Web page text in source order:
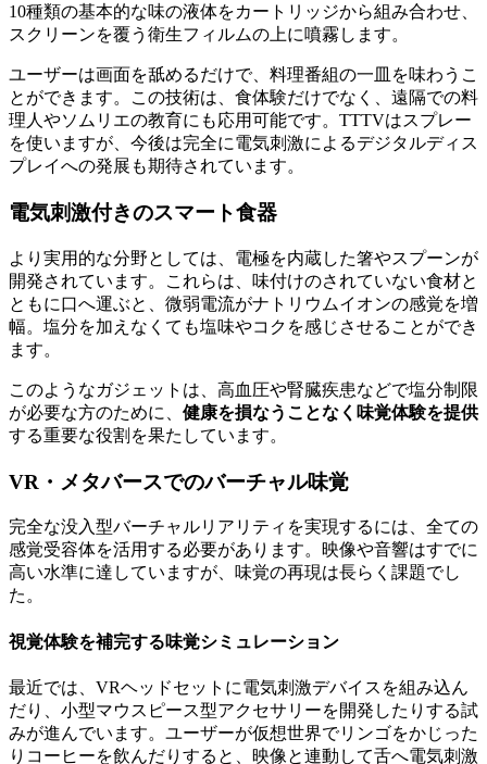
10種類の基本的な味の液体をカートリッジから組み合わせ、
スクリーンを覆う衛生フィルムの上に噴霧します。
ユーザーは画面を舐めるだけで、料理番組の一皿を味わうこ
とができます。この技術は、食体験だけでなく、遠隔での料
理人やソムリエの教育にも応用可能です。TTTVはスプレー
を使いますが、今後は完全に電気刺激によるデジタルディス
プレイへの発展も期待されています。
電気刺激付きのスマート食器
より実用的な分野としては、電極を内蔵した箸やスプーンが
開発されています。これらは、味付けのされていない食材と
ともに口へ運ぶと、微弱電流がナトリウムイオンの感覚を増
幅。塩分を加えなくても塩味やコクを感じさせることができ
ます。
このようなガジェットは、高血圧や腎臓疾患などで塩分制限
が必要な方のために、 健康を損なうことなく味覚体験を提供
する重要な役割を果たしています。
VR・メタバースでのバーチャル味覚
完全な没入型バーチャルリアリティを実現するには、全ての
感覚受容体を活用する必要があります。映像や音響はすでに
高い水準に達していますが、味覚の再現は長らく課題でし
た。
視覚体験を補完する味覚シミュレーション
最近では、VRヘッドセットに電気刺激デバイスを組み込ん
だり、小型マウスピース型アクセサリーを開発したりする試
みが進んでいます。ユーザーが仮想世界でリンゴをかじった
りコーヒーを飲んだりすると、映像と連動して舌へ電気刺激